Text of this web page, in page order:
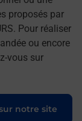
proposés par
Pour réaliser
ou encore
vous sur
notre site